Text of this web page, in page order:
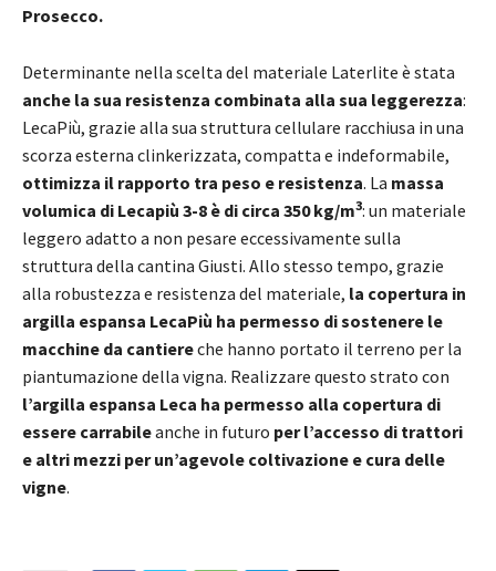
Prosecco.
Determinante nella scelta del materiale Laterlite è stata
anche la sua resistenza combinata alla sua leggerezza:
LecaPiù, grazie alla sua struttura cellulare racchiusa in una
scorza esterna clinkerizzata, compatta e indeformabile,
ottimizza il rapporto tra peso e resistenza. La massa
volumica di Lecapiù 3-8 è di circa 350 kg/m3: un materiale
leggero adatto a non pesare eccessivamente sulla
struttura della cantina Giusti. Allo stesso tempo, grazie
alla robustezza e resistenza del materiale, la copertura in
argilla espansa LecaPiù ha permesso di sostenere le
macchine da cantiereche hanno portato il terreno per la
piantumazione della vigna. Realizzare questo strato con
l’argilla espansa Leca ha permesso alla copertura di
essere carrabileanche in futuro per l’accesso di trattori
e altri mezzi per un’agevole coltivazione e cura delle
vigne.